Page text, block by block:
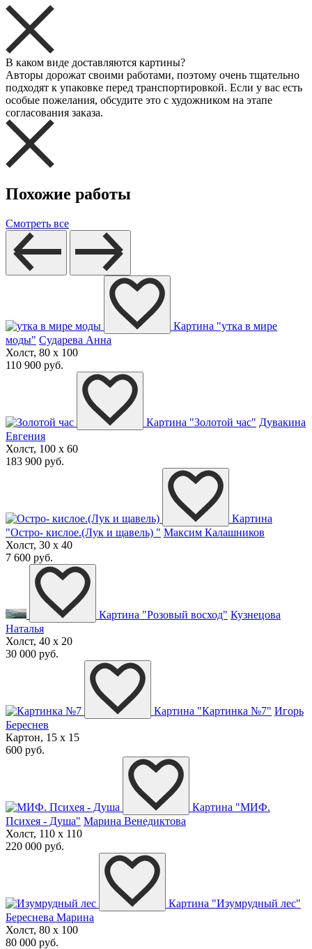
В каком виде доставляются картины?
Авторы дорожат своими работами, поэтому очень тщательно
подходят к упаковке перед транспортировкой. Если у вас есть
особые пожелания, обсудите это с художником на этапе
согласования заказа.
Похожие работы
Смотреть все
Картина "утка в мире
моды" Сударева Анна
Холст, 80 x 100
110 900 руб.
Картина "Золотой час" Дувакина
Евгения
Холст, 100 x 60
183 900 руб.
Картина
"Остро- кислое.(Лук и щавель) " Максим Калашников
Холст, 30 x 40
7 600 руб.
Картина "Розовый восход" Кузнецова
Наталья
Холст, 40 x 20
30 000 руб.
Картина "Картинка №7" Игорь
Береснев
Картон, 15 x 15
600 руб.
Картина "МИФ.
Психея - Душа" Марина Венедиктова
Холст, 110 x 110
220 000 руб.
Картина "Изумрудный лес"
Береснева Марина
Холст, 80 x 100
80 000 руб.